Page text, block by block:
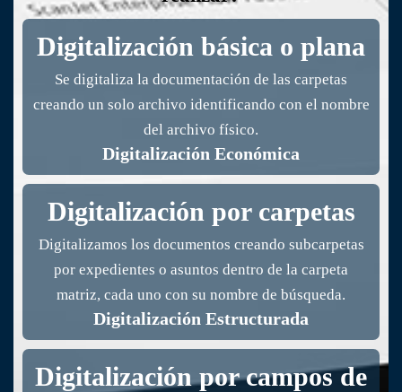
Digitalización básica o plana
Se digitaliza la documentación de las carpetas
creando un solo archivo identificando con el nombre
del archivo físico.
Digitalización Económica
Digitalización por carpetas
Digitalizamos los documentos creando subcarpetas
por expedientes o asuntos dentro de la carpeta
matriz, cada uno con su nombre de búsqueda.
Digitalización Estructurada
Digitalización por campos de